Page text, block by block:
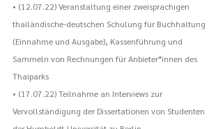
• (12.07.22) Veranstaltung einer zweisprachigen
thailändische-deutschen Schulung für Buchhaltung
(Einnahme und Ausgabe), Kassenführung und
Sammeln von Rechnungen für Anbieter*innen des
Thaiparks
• (17.07.22) Teilnahme an Interviews zur
Vervollständigung der Dissertationen von Studenten